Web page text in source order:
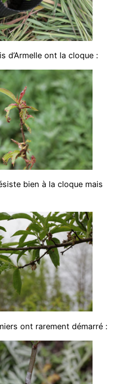
d’Armelle ont la cloque :
bien à la cloque mais
ont rarement démarré :